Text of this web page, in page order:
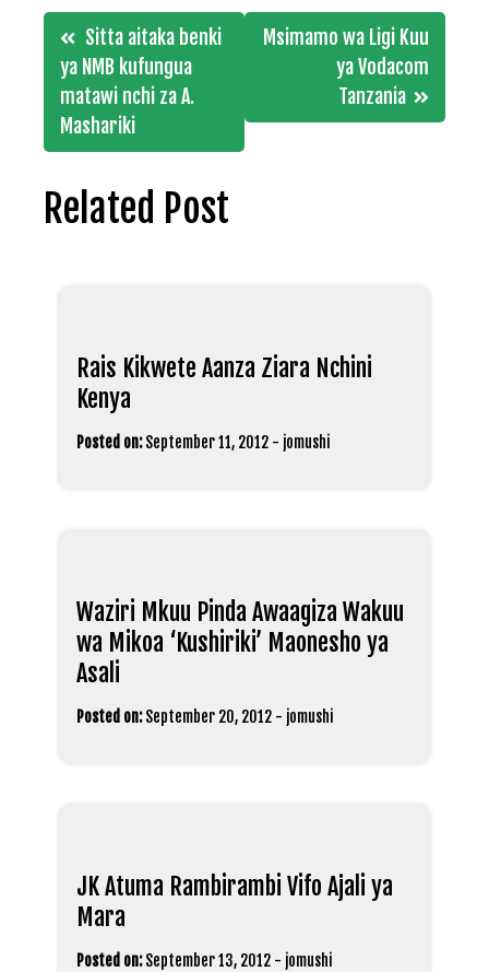
Post
navigation
Sitta aitaka benki
ya NMB kufungua
matawi nchi za A.
Mashariki
Msimamo wa Ligi Kuu
ya Vodacom
Tanzania
Related Post
Rais Kikwete Aanza Ziara Nchini
Kenya
Posted on: September 11, 2012 - jomushi
Waziri Mkuu Pinda Awaagiza Wakuu
wa Mikoa ‘Kushiriki’ Maonesho ya
Asali
Posted on: September 20, 2012 - jomushi
JK Atuma Rambirambi Vifo Ajali ya
Mara
Posted on: September 13, 2012 - jomushi